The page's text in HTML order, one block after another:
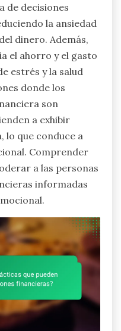
de decisiones
la ansiedad
dinero. Además,
el ahorro y el gasto
estrés y la salud
donde los
son
a exhibir
lo que conduce a
Comprender
a las personas
informadas